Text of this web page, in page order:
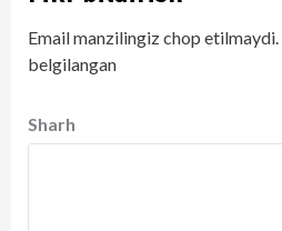
Email manzilingiz chop etilmaydi.
belgilangan
Sharh